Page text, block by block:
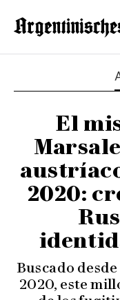
El
2020:
Buscado
2020, este